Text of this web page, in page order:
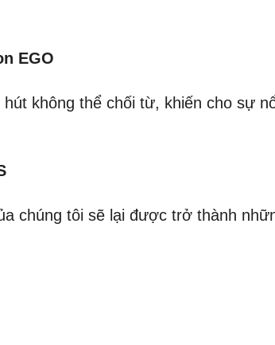
EGO
không thể chối từ, khiến cho sự
chúng tôi sẽ lại được trở thành